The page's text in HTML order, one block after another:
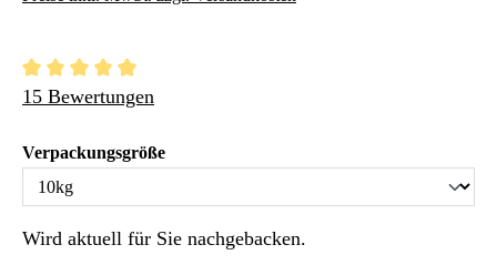
Durchschnittliche Bewertung von 4.97 von 5 Sternen
15 Bewertungen
Verpackungsgrößeauswählen
Wird aktuell für Sie nachgebacken.